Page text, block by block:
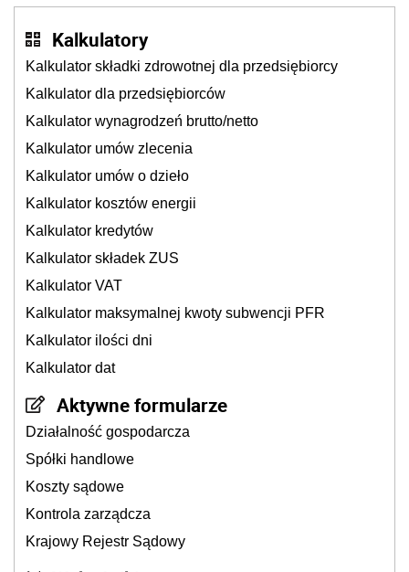
Kalkulatory
Kalkulator składki zdrowotnej dla przedsiębiorcy
Kalkulator dla przedsiębiorców
Kalkulator wynagrodzeń brutto/netto
Kalkulator umów zlecenia
Kalkulator umów o dzieło
Kalkulator kosztów energii
Kalkulator kredytów
Kalkulator składek ZUS
Kalkulator VAT
Kalkulator maksymalnej kwoty subwencji PFR
Kalkulator ilości dni
Kalkulator dat
Aktywne formularze
Działalność gospodarcza
Spółki handlowe
Koszty sądowe
Kontrola zarządcza
Krajowy Rejestr Sądowy